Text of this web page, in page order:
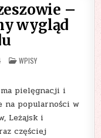
–
wygląd
POSTED
IN
WPISY
pielęgnacji i
na popularności w
Leżajsk i
częściej